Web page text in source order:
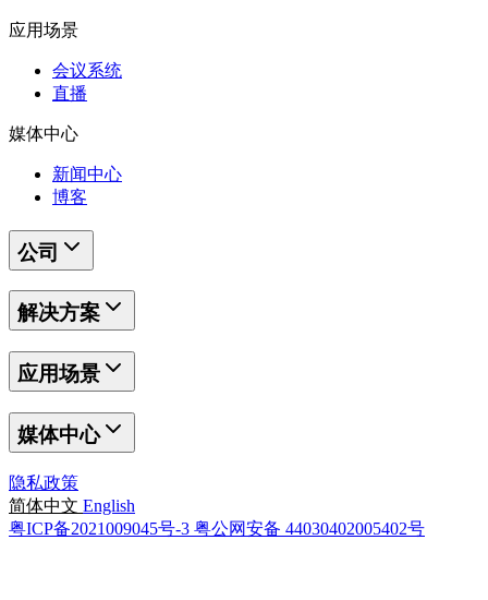
应用场景
会议系统
直播
媒体中心
新闻中心
博客
公司
解决方案
应用场景
媒体中心
隐私政策
简体中文 English
粤ICP备2021009045号-3 粤公网安备 44030402005402号